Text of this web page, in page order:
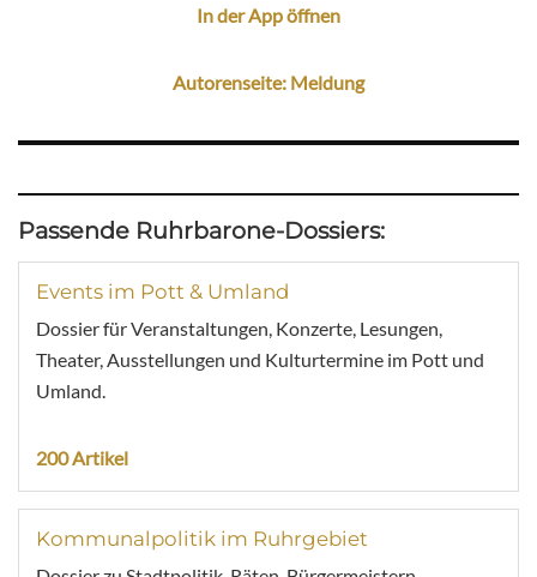
In der App öffnen
Autorenseite: Meldung
Passende Ruhrbarone-Dossiers:
Events im Pott & Umland
Dossier für Veranstaltungen, Konzerte, Lesungen,
Theater, Ausstellungen und Kulturtermine im Pott und
Umland.
200 Artikel
Kommunalpolitik im Ruhrgebiet